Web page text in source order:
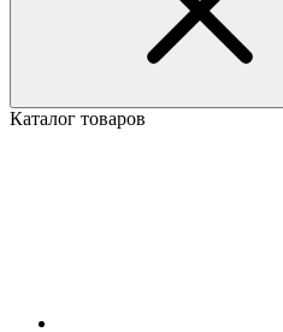
Каталог товаров